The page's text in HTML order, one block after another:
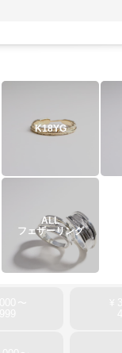
K18YG
ALL
フェザーリング